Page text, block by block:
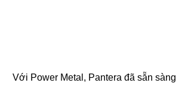
Với Power Metal, Pantera đã sẵn sàng